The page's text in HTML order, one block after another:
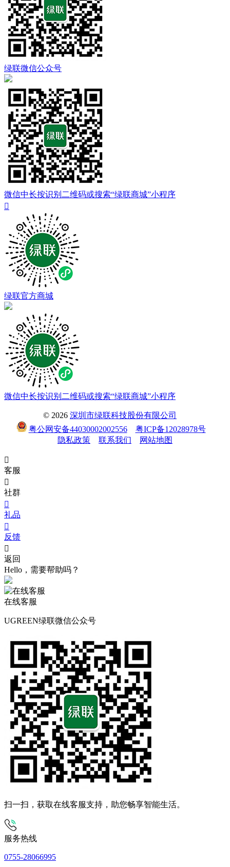
绿联微信公众号
微信中长按识别二维码或搜索“绿联商城”小程序

绿联官方商城
微信中长按识别二维码或搜索“绿联商城”小程序
© 2026 深圳市绿联科技股份有限公司
粤公网安备44030002002556
粤ICP备12028978号
隐私政策
联系我们 网站地图

客服

社群

礼品

反馈

返回
Hello，需要帮助吗？
在线客服
UGREEN绿联微信公众号
扫一扫，获取在线客服支持，助您畅享智能生活。
服务热线
0755-28066995